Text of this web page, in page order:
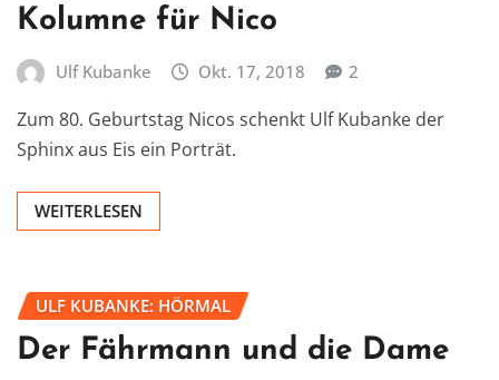
Kolumne für Nico
Ulf Kubanke Okt. 17, 2018 2
Zum 80. Geburtstag Nicos schenkt Ulf Kubanke der
Sphinx aus Eis ein Porträt.
WEITERLESEN
ULF KUBANKE: HÖRMAL
Der Fährmann und die Dame